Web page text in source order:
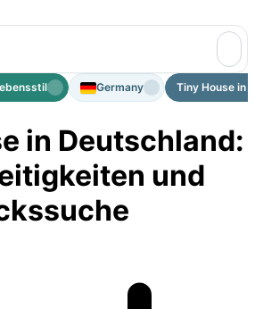
Germany Tiny House in
in Deutschland:
und